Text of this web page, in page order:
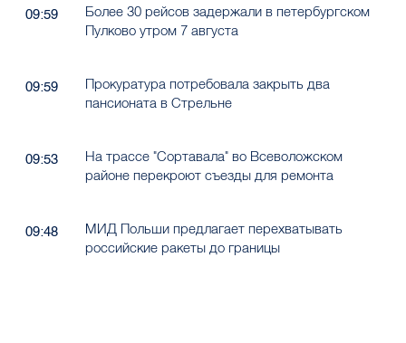
Прокуратура потребовала закрыть два
На трассе "Сортавала" во Всеволожском
МИД Польши предлагает перехватывать